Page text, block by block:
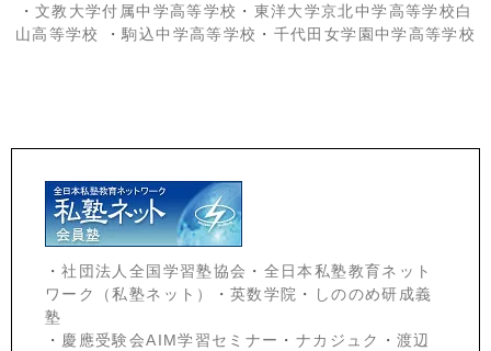
・ 文教大学付属中学高等学校 ・ 東洋大学京北中学高等学校白
山高等学校
・駒込中学高等学校 ・ 千代田女学園中学高等学校
・社団法人全国学習塾協会 ・ 全日本私塾教育ネット
ワーク（私塾ネット）
・ 英数学院 ・
しののめ研成義
塾
・ 慶應受験会AIM学習セミナー ・ ナカジュク ・ 渡辺